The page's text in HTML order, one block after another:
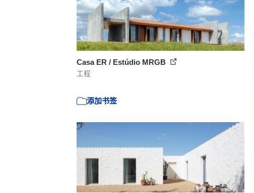
Casa ER / Estúdio MRGB
工程
添加书签